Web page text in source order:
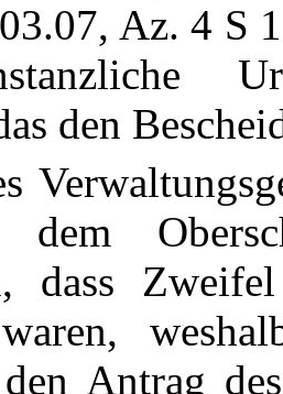
Az. 4 S
den
dass
Antrag